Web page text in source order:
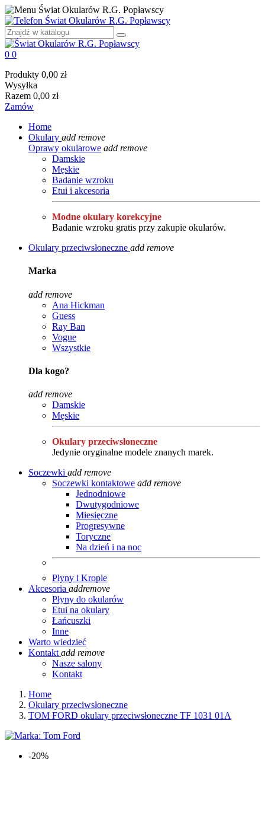
0 0
Produkty 0,00 zł
Wysyłka
Razem 0,00 zł
Zamów
Home
Okulary add remove
Oprawy okularowe add remove
Damskie
Męskie
Badanie wzroku
Etui i akcesoria
Modne okulary korekcyjne
Badanie wzroku gratis przy zakupie okularów.
Okulary przeciwsłoneczne add remove
Marka
add remove
Ana Hickman
Guess
Ray Ban
Vogue
Wszystkie
Dla kogo?
add remove
Damskie
Męskie
Okulary przeciwsłoneczne
Jedynie oryginalne modele znanych marek.
Soczewki add remove
Soczewki kontaktowe add remove
Jednodniowe
Dwutygodniowe
Miesięczne
Progresywne
Toryczne
Na dzień i na noc
Płyny i Krople
Akcesoria addremove
Płyny do okularów
Etui na okulary
Łańcuszki
Inne
Warto wiedzieć
Kontakt add remove
Nasze salony
Kontakt
Home
Okulary przeciwsłoneczne
TOM FORD okulary przeciwsłoneczne TF 1031 01A
-20%